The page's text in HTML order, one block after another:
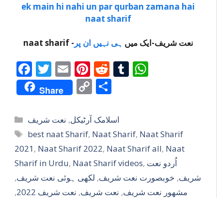
ek main hi nahi un par qurban zamana hai
naat sharif
naat sharif -نعت شریف-ایک میں ہی نہیں ان پر
F
ac
e
b
o
o
k
T
w
itt
er
E
m
ai
Pi
nt
er
e
st
R
e
d
di
t
T
r A
p
p
Share C
p
y
Li
n
k
ar
e
Categories اسلامک آرٹیکل, نعت شریف
Tags
best naat Sharif, Naat Sharif, Naat Sharif
2021, Naat Sharif 2022, Naat Sharif all, Naat
Sharif in Urdu, Naat Sharif videos, اُردو نعت
شریف, خوبصورت نعت شریف, لکھی ہوئی نعت شریف,
مشھور نعت شریف, نعت شریف, نعت شریف 2022
,